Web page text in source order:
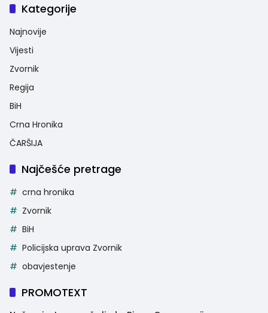
Kategorije
Najnovije
Vijesti
Zvornik
Regija
BiH
Crna Hronika
ČARŠIJA
Najčešće pretrage
crna hronika
Zvornik
BiH
Policijska uprava Zvornik
obavjestenje
PROMOTEXT